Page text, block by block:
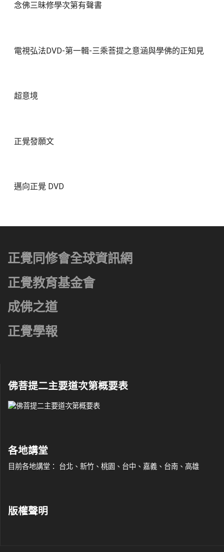
念佛三昧修學次第有聲書
電視弘法DVD-第一輯-三乘菩提之意涵與學佛的正知見
超意境
正覺發願文
邁向正覺 DVD
正覺同修會全球資訊網
正覺教育基金會
成佛之道
正覺學報
佛菩提二主要道次第概要表
各地講堂
目前各地講堂： 台北、新竹、桃園、台中、嘉義、台南、高雄
版權聲明